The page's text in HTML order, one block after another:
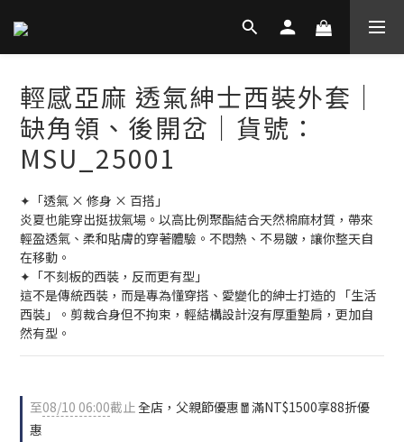
輕感亞麻 透氣紳士西裝外套│
缺角領、後開岔│貨號：
MSU_25001
✦「透氣 × 修身 × 百搭」
炎夏也能穿出挺拔氣場。以高比例聚酯結合天然棉麻材質，帶來
輕盈透氣、柔和貼膚的穿著體驗。不悶熱、不易皺，讓你整天自
在移動。
✦「不刻板的西裝，反而更有型」
這不是傳統西裝，而是專為懂穿搭、愛變化的紳士打造的 「生活
西裝」。剪裁合身但不拘束，輕結構設計沒有厚重墊肩，更加自
然有型。
至08/10 06:00截止全店，父親節優惠🧧滿NT$1500享88折優
惠